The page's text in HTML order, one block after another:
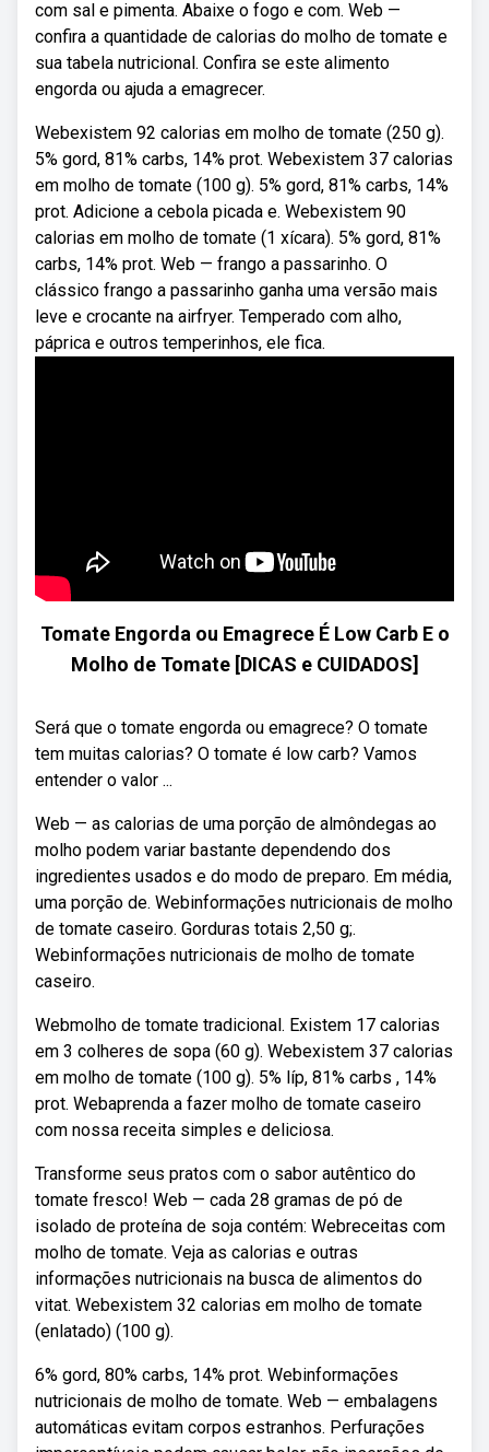
com sal e pimenta. Abaixe o fogo e com. Web —
confira a quantidade de calorias do molho de tomate e
sua tabela nutricional. Confira se este alimento
engorda ou ajuda a emagrecer.
Webexistem 92 calorias em molho de tomate (250 g).
5% gord, 81% carbs, 14% prot. Webexistem 37 calorias
em molho de tomate (100 g). 5% gord, 81% carbs, 14%
prot. Adicione a cebola picada e. Webexistem 90
calorias em molho de tomate (1 xícara). 5% gord, 81%
carbs, 14% prot. Web — frango a passarinho. O
clássico frango a passarinho ganha uma versão mais
leve e crocante na airfryer. Temperado com alho,
páprica e outros temperinhos, ele fica.
Tomate Engorda ou Emagrece É Low Carb E o
Molho de Tomate [DICAS e CUIDADOS]
Será que o tomate engorda ou emagrece? O tomate
tem muitas calorias? O tomate é low carb? Vamos
entender o valor ...
Web — as calorias de uma porção de almôndegas ao
molho podem variar bastante dependendo dos
ingredientes usados e do modo de preparo. Em média,
uma porção de. Webinformações nutricionais de molho
de tomate caseiro. Gorduras totais 2,50 g;.
Webinformações nutricionais de molho de tomate
caseiro.
Webmolho de tomate tradicional. Existem 17 calorias
em 3 colheres de sopa (60 g). Webexistem 37 calorias
em molho de tomate (100 g). 5% líp, 81% carbs , 14%
prot. Webaprenda a fazer molho de tomate caseiro
com nossa receita simples e deliciosa.
Transforme seus pratos com o sabor autêntico do
tomate fresco! Web — cada 28 gramas de pó de
isolado de proteína de soja contém: Webreceitas com
molho de tomate. Veja as calorias e outras
informações nutricionais na busca de alimentos do
vitat. Webexistem 32 calorias em molho de tomate
(enlatado) (100 g).
6% gord, 80% carbs, 14% prot. Webinformações
nutricionais de molho de tomate. Web — embalagens
automáticas evitam corpos estranhos. Perfurações